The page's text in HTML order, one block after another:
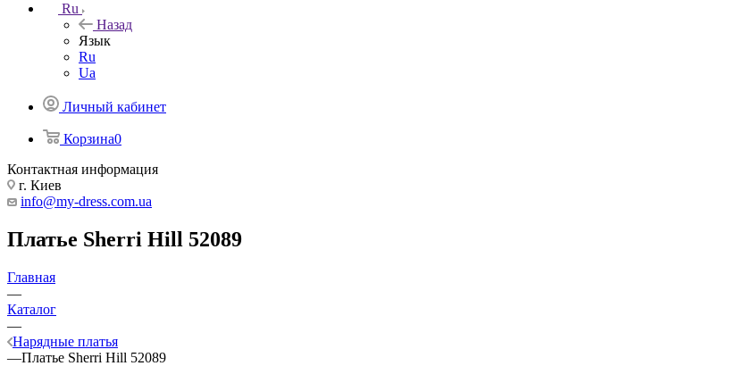
Ru
Назад
Язык
Ru
Ua
Личный кабинет
Корзина0
Контактная информация
г. Киев
info@my-dress.com.ua
Платье Sherri Hill 52089
Главная
—
Каталог
—
Нарядные платья
—Платье Sherri Hill 52089